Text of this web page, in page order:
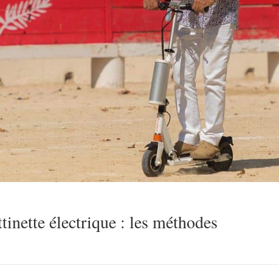
électrique : les méthodes